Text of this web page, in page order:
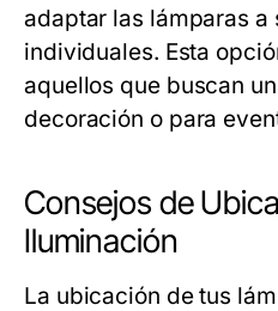
adaptar las lámparas a
individuales. Esta
aquellos que buscan
decoración o para
Consejos de
Iluminación
La ubicación de tus